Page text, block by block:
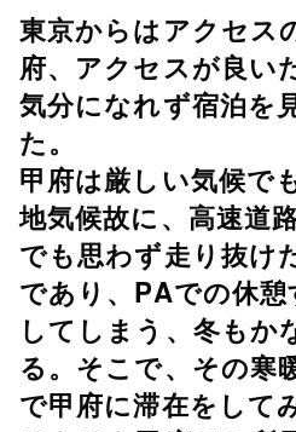
東京からはアクセス
府、アクセスが良い
気分になれず宿泊を
た。
甲府は厳しい気候で
地気候故に、高速道
でも思わず走り抜け
であり、PAでの休
してしまう、冬もか
る。そこで、その寒
で甲府に滞在をして